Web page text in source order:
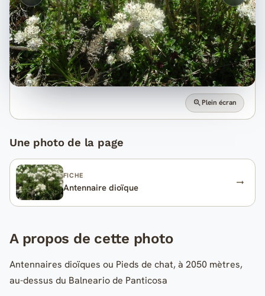
Plein écran
Une photo de la page
FICHE
Antennaire dioïque
A propos de cette photo
Antennaires dioïques ou Pieds de chat, à 2050 mètres,
au-dessus du Balneario de Panticosa